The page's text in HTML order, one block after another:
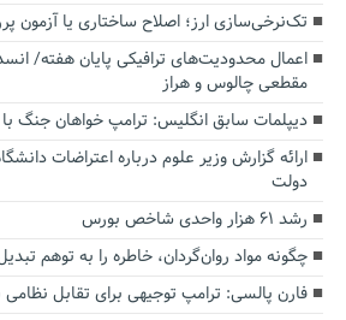
تک‌نرخی‌سازی ارز؛ اصلاح ساختاری یا آزمون
اعمال محدودیت‌های ترافیکی پایان هفته/
مقطعی چالوس و هراز
دیپلمات سابق انگلیس:‌ ترامپ خواهان جنگ
ارائه گزارش وزیر علوم درباره اعتراضات
دولت
رشد ۶۱ هزار واحدی شاخص بورس
چگونه مواد روان‌گردان، خاطره را به توهم
فارن پالسی: ترامپ توجیهی برای تقابل نظامی